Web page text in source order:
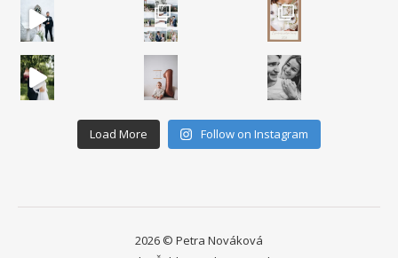
Pojď nasát atmosféru našeho třetího sva
Moje sr
Load More Follow on Instagram
2026 © Petra Nováková